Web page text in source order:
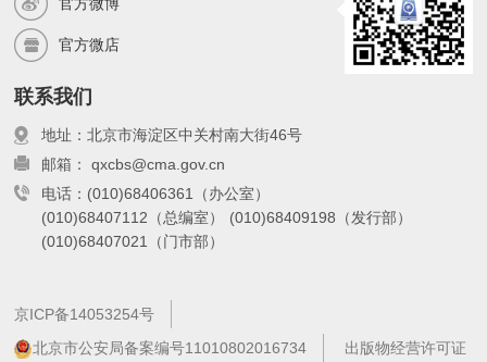
官方微店
联系我们
地址：北京市海淀区中关村南大街46号
邮箱： qxcbs@cma.gov.cn
电话：(010)68406361（办公室）
(010)68407112（总编室）
(010)68409198（发行部）
(010)68407021（门市部）
京ICP备14053254号
北京市公安局备案编号11010802016734
出版物经营许可证